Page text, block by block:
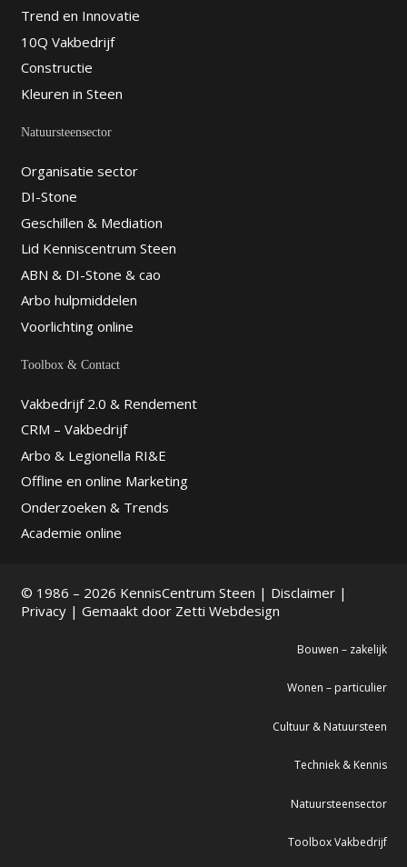
Trend en Innovatie
10Q Vakbedrijf
Constructie
Kleuren in Steen
Natuursteensector
Organisatie sector
DI-Stone
Geschillen & Mediation
Lid Kenniscentrum Steen
ABN & DI-Stone & cao
Arbo hulpmiddelen
Voorlichting online
Toolbox & Contact
Vakbedrijf 2.0 & Rendement
CRM – Vakbedrijf
Arbo & Legionella RI&E
Offline en online Marketing
Onderzoeken & Trends
Academie online
© 1986 – 2026 KennisCentrum Steen | Disclaimer|
Privacy| Gemaakt door Zetti Webdesign
Bouwen – zakelijk
Wonen – particulier
Cultuur & Natuursteen
Techniek & Kennis
Natuursteensector
Toolbox Vakbedrijf